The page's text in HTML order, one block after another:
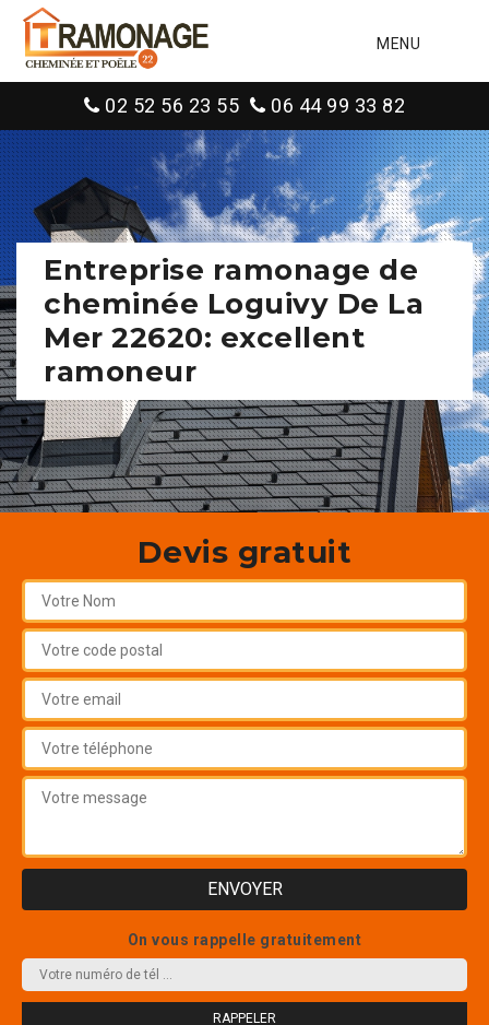
MENU
02 52 56 23 55 06 44 99 33 82
Entreprise ramonage de
cheminée Loguivy De La
Mer 22620: excellent
ramoneur
Devis gratuit
On vous rappelle gratuitement